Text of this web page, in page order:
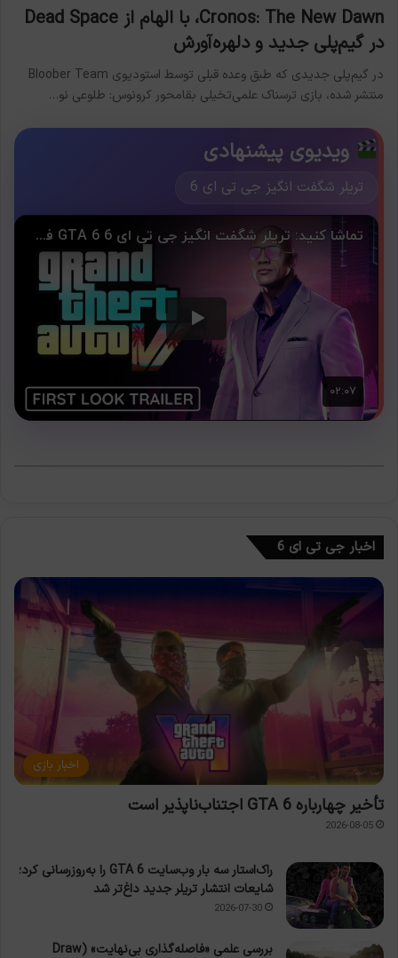
Cronos: The New Dawn، با الهام از Dead Space
در گیم‌پلی جدید و دلهره‌آورش
در گیم‌پلی جدیدی که طبق وعده قبلی توسط استودیوی Bloober Team
منتشر شده، بازی ترسناک علمی‌تخیلی بقامحور کرونوس: طلوعی نو…
ویدیوی پیشنهادی
تریلر شگفت انگیز جی تی ای 6
اخبار جی تی ای 6
اخبار بازی
تأخیر چهارباره GTA 6 اجتناب‌ناپذیر است
2026-08-05
راک‌استار سه بار وب‌سایت GTA 6 را به‌روزرسانی کرد؛
شایعات انتشار تریلر جدید داغ‌تر شد
2026-07-30
بررسی علمی «فاصله‌گذاری بی‌نهایت» (Draw